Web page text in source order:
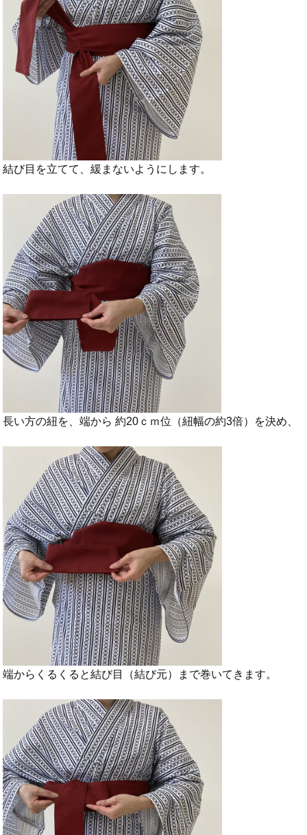
結び目を立てて、緩まないようにします。
長い方の紐を、端から 約20ｃｍ位（紐幅の約3倍）を決め、
端からくるくると結び目（結び元）まで巻いてきます。